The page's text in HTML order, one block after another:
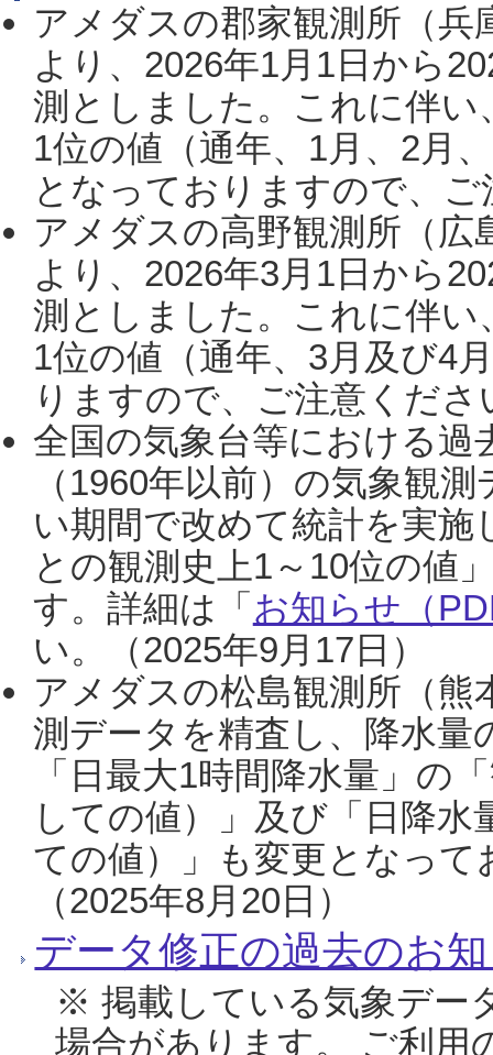
アメダスの郡家観測所（
より、2026年1月1日から
測としました。これに伴い
1位の値（通年、1月、2月
となっておりますので、
アメダスの高野観測所（
より、2026年3月1日から
測としました。これに伴い
1位の値（通年、3月及び4
りますので、ご注意くだ
全国の気象台等における過
（1960年以前）の気象観
い期間で改めて統計を実
との観測史上1～10位の値
す。詳細は「 お知らせ（
い。（2025年9月17日）
アメダスの松島観測所（熊
測データを精査し、降水
「日最大1時間降水量」の
しての値）」及び「日降
ての値）」も変更となっ
（2025年8月20日）
データ修正の過去のお
※ 掲載している気象デー
場合があります。 ご利用